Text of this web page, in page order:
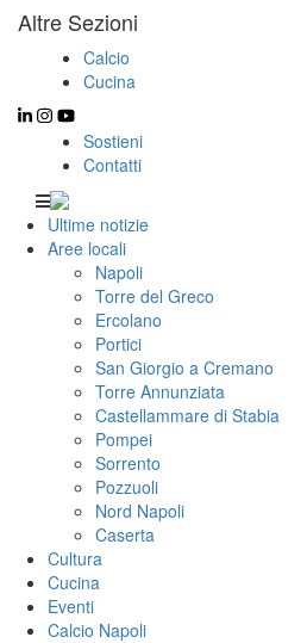
Altre Sezioni
Calcio
Cucina
Sostieni
Contatti
Ultime notizie
Aree locali
Napoli
Torre del Greco
Ercolano
Portici
San Giorgio a Cremano
Torre Annunziata
Castellammare di Stabia
Pompei
Sorrento
Pozzuoli
Nord Napoli
Caserta
Cultura
Cucina
Eventi
Calcio Napoli